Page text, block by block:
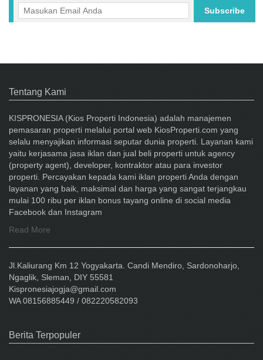
Subscribe
Tentang Kami
KISPRONESIA (Kios Properti Indonesia) adalah manajemen
pemasaran properti melalui portal web KiosProperti.com yang
selalu menyajikan informasi seputar dunia properti. Layanan kami
yaitu kerjasama jasa iklan dan jual beli properti untuk agency
(property agent), developer, kontraktor atau para investor
properti. Percayakan kepada kami iklan properti Anda dengan
layanan yang baik, maksimal dan harga yang sangat terjangkau
mulai 100 ribu per iklan bonus tayang online di social media
Facebook dan Instagram
Read More
Jl.Kaliurang Km 12 Yogyakarta. Candi Mendiro, Sardonoharjo,
Ngaglik, Sleman, DIY 55581
Kispronesiajogja@gmail.com
WA 08156885449 / 082220582093
Berita Terpopuler